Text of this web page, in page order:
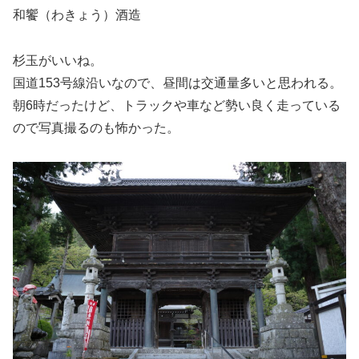
和饗（わきょう）酒造
杉玉がいいね。
国道153号線沿いなので、昼間は交通量多いと思われる。
朝6時だったけど、トラックや車など勢い良く走っている
ので写真撮るのも怖かった。